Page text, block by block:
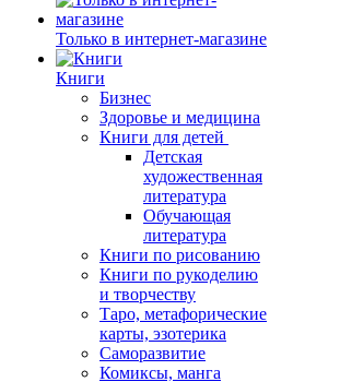
Только в интернет-магазине
Книги
Бизнес
Здоровье и медицина
Книги для детей
Детская
художественная
литература
Обучающая
литература
Книги по рисованию
Книги по рукоделию
и творчеству
Таро, метафорические
карты, эзотерика
Саморазвитие
Комиксы, манга